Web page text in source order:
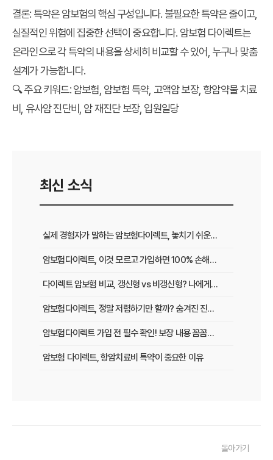
결론: 특약은 암보험의 핵심 구성입니다. 불필요한 특약은 줄이고,
실질적인 위험에 집중한 선택이 중요합니다. 암보험 다이렉트는
온라인으로 각 특약의 내용을 상세히 비교할 수 있어, 누구나 맞춤
설계가 가능합니다.
🔍 주요 키워드:암보험, 암보험 특약, 고액암 보장, 항암약물 치료
비, 유사암 진단비, 암 재진단 보장, 입원일당
최신 소식
실제 경험자가 말하는 암보험다이렉트, 놓치기 쉬운 핵심 보장 총정리
암보험다이렉트, 이것 모르고 가입하면 100% 손해! 후회 없는 선택법
다이렉트 암보험 비교, 갱신형 vs 비갱신형? 나에게 맞는 최적의 선택은
암보험다이렉트, 정말 저렴하기만 할까? 숨겨진 진실과 현명한 가입 전략
암보험다이렉트 가입 전 필수 확인! 보장 내용 꼼꼼히 따져보는 5가지 팁
암보험 다이렉트, 항암치료비 특약이 중요한 이유
돌아가기